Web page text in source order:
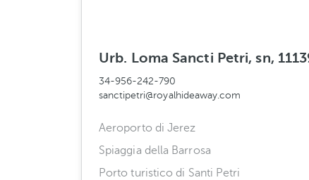
Urb. Loma Sancti Petri, sn,
34-956-242-790
sanctipetri@royalhideaway.com
Aeroporto di Jerez
Spiaggia della Barrosa
Porto turistico di Santi Petri